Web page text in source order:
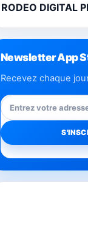
RODEO DIGITAL
Newsletter App
Recevez chaque